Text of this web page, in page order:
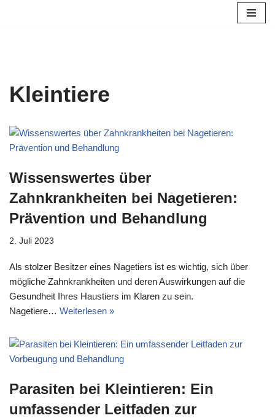
Kleintiere
Wissenswertes über
Zahnkrankheiten bei Nagetieren:
Prävention und Behandlung
2. Juli 2023
Als stolzer Besitzer eines Nagetiers ist es wichtig, sich über
mögliche Zahnkrankheiten und deren Auswirkungen auf die
Gesundheit Ihres Haustiers im Klaren zu sein.
Nagetiere… Weiterlesen »
Parasiten bei Kleintieren: Ein
umfassender Leitfaden zur